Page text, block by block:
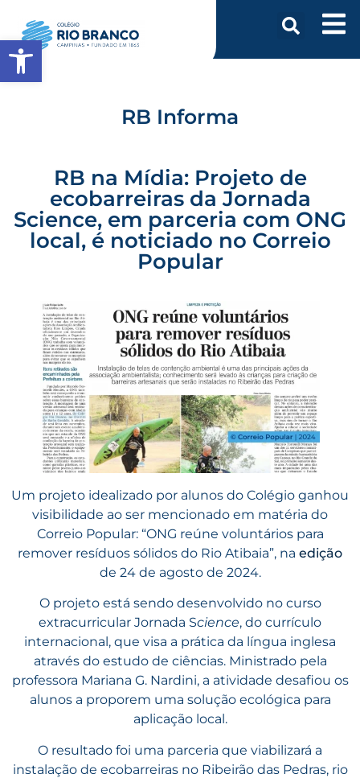
RB Informa
RB na Mídia: Projeto de
ecobarreiras da Jornada
Science, em parceria com ONG
local, é noticiado no Correio
Popular
Um projeto idealizado por alunos do Colégio ganhou
visibilidade ao ser mencionado em matéria do
Correio Popular: “ONG reúne voluntários para
remover resíduos sólidos do Rio Atibaia”, na edição
de 24 de agosto de 2024.
O projeto está sendo desenvolvido no curso
extracurricular Jornada Science, do currículo
internacional, que visa a prática da língua inglesa
através do estudo de ciências. Ministrado pela
professora Mariana G. Nardini, a atividade desafiou os
alunos a proporem uma solução ecológica para
aplicação local.
O resultado foi uma parceria que viabilizará a
instalação de ecobarreiras no Ribeirão das Pedras, rio
Abrir a barra de ferramentas